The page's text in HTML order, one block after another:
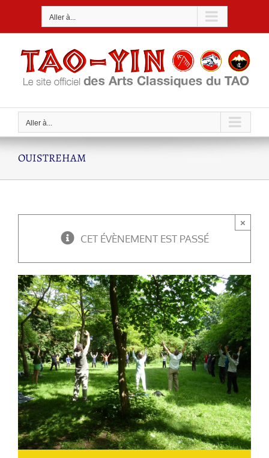
Aller à...
Aller à...
OUISTREHAM
CET ÉVÈNEMENT EST PASSÉ
×